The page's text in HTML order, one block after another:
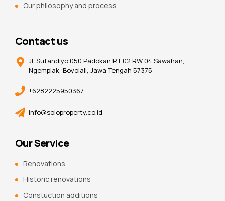
Our philosophy and process
Contact us
Jl. Sutandiyo 050 Padokan RT 02 RW 04 Sawahan,
Ngemplak, Boyolali, Jawa Tengah 57375
+6282225950367
info@soloproperty.co.id
Our Service
Renovations
Historic renovations
Constuction additions